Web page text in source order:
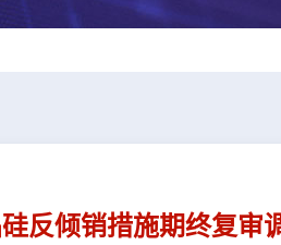
反倾销措施期终复审